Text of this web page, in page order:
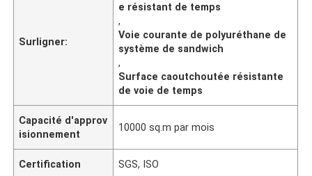
Surligner:
e résistant de temps
,
Voie courante de polyuréthane de
système de sandwich
,
Surface caoutchoutée résistante
de voie de temps
Capacité d'approv
isionnement
10000 sq.m par mois
Certification SGS, ISO